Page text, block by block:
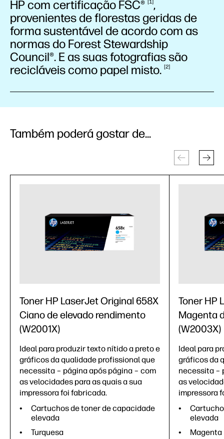
HP com certificação FSC® 1 ,
provenientes de florestas geridas de
forma sustentável de acordo com as
normas do Forest Stewardship
Council®. E as suas fotografias são
recicláveis como papel misto. 2
Também poderá gostar de...
Toner HP LaserJet Original 658X
Ciano de elevado rendimento
(W2001X)
Ideal para produzir texto nítido a preto e
gráficos da qualidade profissional que
necessita – página após página – com
as velocidades para as quais a sua
impressora foi fabricada.
Cartuchos de toner de capacidade
elevada
Turquesa
Toner HP
Magenta
(W2003X)
Ideal para
gráficos da
necessita –
as
impressora
elevada
Magenta